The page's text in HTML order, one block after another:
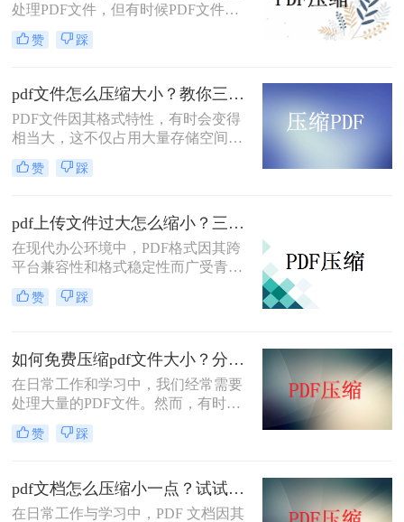
处理PDF文件，但有时候PDF文件过
大，不便于传输和存储。那么怎么压
缩pdf文件大小免费呢？本文将介绍两
赞 踩
pdf文件怎么压缩大小？教你三种实用压缩方法！
PDF文件因其格式特性，有时会变得
相当大，这不仅占用大量存储空间，
还可能影响传输速度。那么pdf文件怎
么压缩大小呢？本文将介绍三种有效
赞 踩
pdf上传文件过大怎么缩小？三招助你轻松缩小！
在现代办公环境中，PDF格式因其跨
平台兼容性和格式稳定性而广受青
睐。然而，高清图片、复杂布局和丰
富内容往往导致PDF文件体积庞大，
绍三种简单实用的PDF压缩技巧，助
你轻松优化PDF文件，提升文档传输
效率。
赞 踩
如何免费压缩pdf文件大小？分享二个实用压缩方法！
在日常工作和学习中，我们经常需要
处理大量的PDF文件。然而，有时候
PDF文件过大，不仅占用存储空间，
还会影响上传和分享的速度。为了解
文将介绍两种免费压缩PDF文件大小
的方法。
赞 踩
pdf文档怎么压缩小一点？试试这5个压缩方法！
在日常工作与学习中，PDF 文档因其